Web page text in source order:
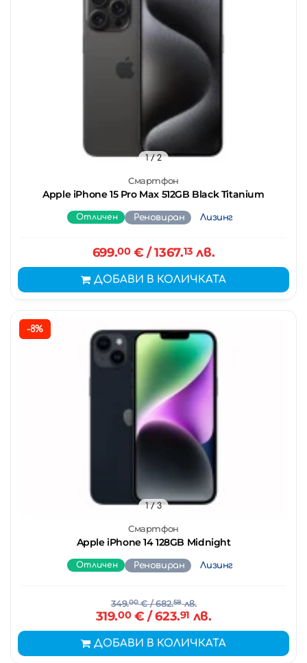
Смартфон
Apple iPhone 15 Pro Max 512GB Black Titanium
1/ 2
Отличен Реновиран Лизинг
699.00€ / 1367.13 лв.
ДОБАВИ В КОЛИЧКАТА
-8%
Смартфон
Apple iPhone 14 128GB Midnight
1/ 3
Отличен Реновиран Лизинг
349.00€/ 682.58лв.
319.00€ / 623.91 лв.
ДОБАВИ В КОЛИЧКАТА